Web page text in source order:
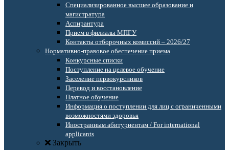
Специализированное высшее образование и
магистратура
Аспирантура
Прием в филиалы МПГУ
Контакты отборочных комиссий – 2026/27
Нормативно-правовое обеспечение приема
Конкурсные списки
Поступление на целевое обучение
Заселение первокурсников
Перевод и восстановление
Платное обучение
Информация о поступлении для лиц с ограниченными
возможностями здоровья
Иностранным абитуриентам / For international
applicants
Закрыть